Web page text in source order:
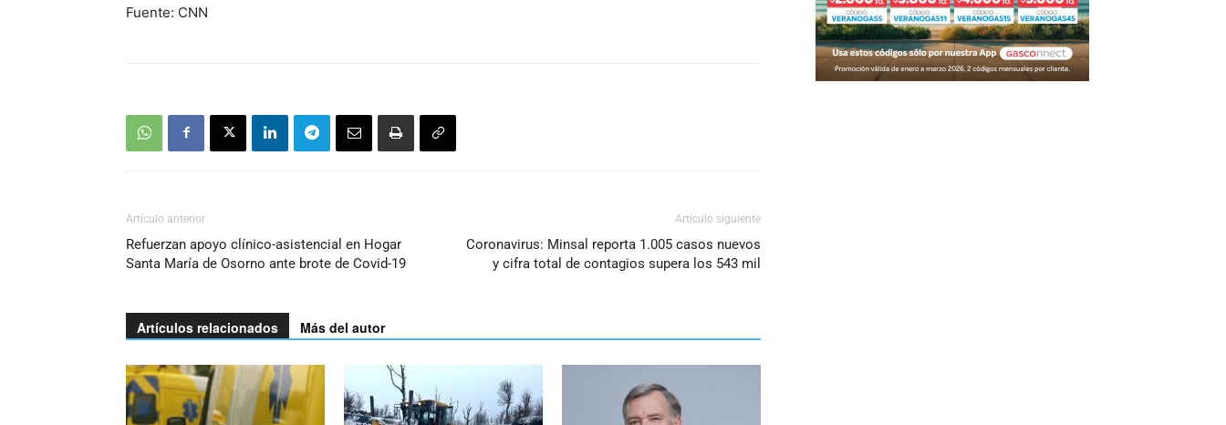
Fuente: CNN
Artículo anterior
Refuerzan apoyo clínico-asistencial en Hogar
Santa María de Osorno ante brote de Covid-19
Artículo siguiente
Coronavirus: Minsal reporta 1.005 casos nuevos
y cifra total de contagios supera los 543 mil
Artículos relacionados Más del autor